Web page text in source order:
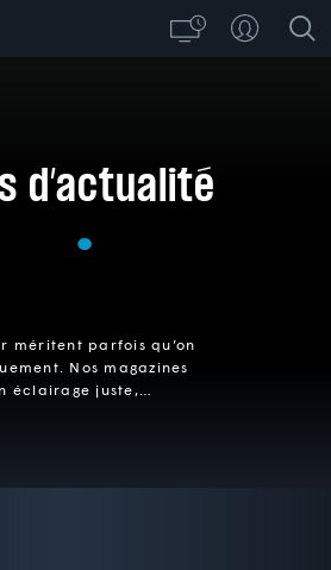
d’actualité
méritent parfois qu’on
Nos magazines
éclairage juste,